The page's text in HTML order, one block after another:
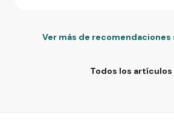
Ver más de recomendaciones
Todos los artículos